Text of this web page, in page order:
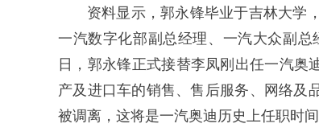
资料显示，郭永锋毕业于吉林大学
一汽数字化部副总经理、一汽大众副
日，郭永锋正式接替李凤刚出任一汽奥
产及进口车的销售、售后服务、网络及
被调离，这将是一汽奥迪历史上任职时间